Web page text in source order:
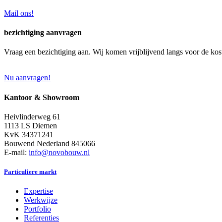
Mail ons!
bezichtiging aanvragen
Vraag een bezichtiging aan. Wij komen vrijblijvend langs voor de
Nu aanvragen!
Kantoor & Showroom
Heivlinderweg 61
1113 LS Diemen
KvK 34371241
Bouwend Nederland 845066
E-mail: info@novobouw.nl
Particuliere markt
Expertise
Werkwijze
Portfolio
Referenties